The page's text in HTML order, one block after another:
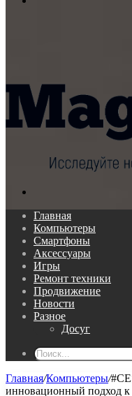
Главная
Компьютеры
Смартфоны
Аксессуары
Игры
Ремонт техники
Продвижение
Новости
Разное
Досуг
Главная/Компьютеры/
инновационный подход